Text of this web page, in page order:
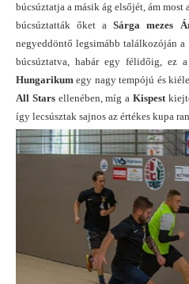
búcsúztatja a másik ág elsőjét, ám most
búcsúztatták őket aSárga mezes
negyeddöntő legsimább találkozóján a
búcsúztatva, habár egy félidőig, ez
Hungarikum egy nagy tempójú és
All Starsellenében, míg aKispest
így lecsúsztak sajnos az értékes kupa